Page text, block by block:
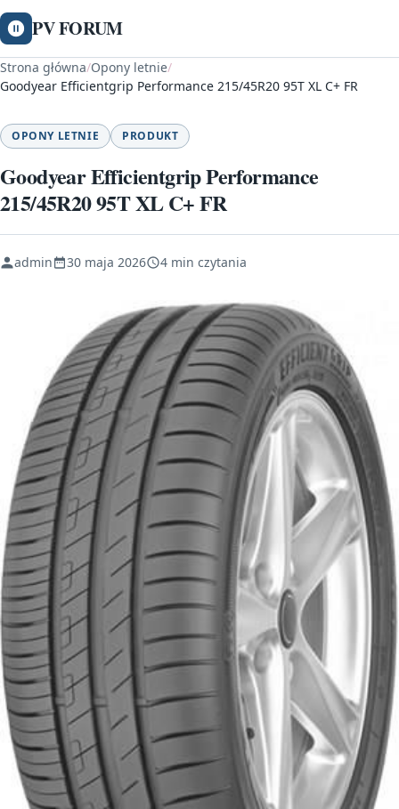
PV FORUM
Strona główna/Opony letnie/
Goodyear Efficientgrip Performance 215/45R20 95T XL C+ FR
OPONY LETNIE PRODUKT
Goodyear Efficientgrip Performance
215/45R20 95T XL C+ FR
admin 30 maja 2026 4 min czytania